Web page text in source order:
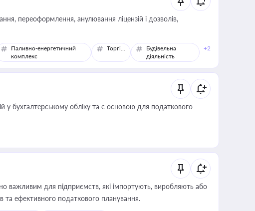
переоформлення, анулювання ліцензій і дозволів,
Паливно-енергетичний
комплекс
Торгівля
Будівельна
діяльність
+2
у бухгалтерському обліку та є основою для податкового
важливим для підприємств, які імпортують, виробляють або
та ефективного податкового планування.